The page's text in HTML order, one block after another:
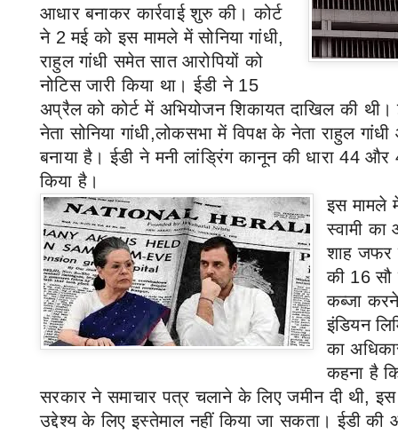
आधार बनाकर कार्रवाई शुरु की। कोर्ट
ने 2मई को इस मामले में सोनिया गांधी,
राहुल गांधी समेत सात आरोपियों को
नोटिस जारी किया था। ईडी ने 15
अप्रैल को कोर्ट में अभियोजन शिकायत दाखिल की
नेता सोनिया गांधी,लोकसभा में विपक्ष के नेता राहुल
बनाया है। ईडी ने मनी लांड्रिंग कानून की धारा44और
किया है।
इस मामले
स्वामी का
शाह जफर
की 16सौ
कब्जा
इंडियन
का
कहना है
सरकार ने समाचार पत्र चलाने के लिए जमीन दी थी,इस
उद्देश्य के लिए इस्तेमाल नहीं किया जा सकता। ईडी